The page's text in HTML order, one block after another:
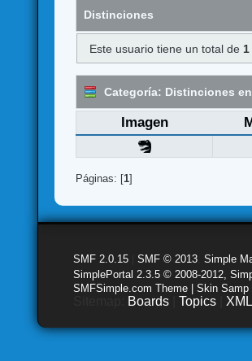
Distinciones
Este usuario tiene un total de 1
Categoría: Distinciones
Imagen
Páginas: [1]
SMF 2.0.15 |SMF © 2013 ,Simple
SimplePortal 2.3.5 © 2008-2012,
SMFSimple.com Theme | Skin Samp
Boards |Topics XML